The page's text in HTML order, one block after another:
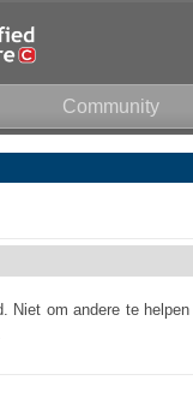
Community
Niet om andere te